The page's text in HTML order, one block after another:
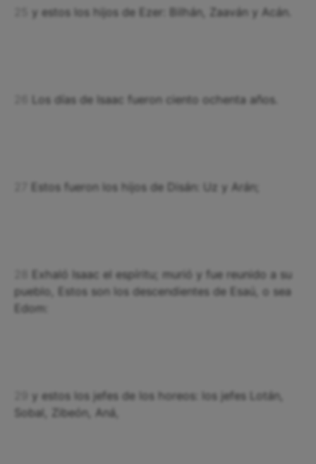
y estos los hijos de Ezer: Bilhán, Zaaván y Acán.
Los días de Isaac fueron ciento ochenta años.
Estos fueron los hijos de Disán: Uz y Arán;
Exhaló Isaac el espíritu; murió y fue reunido a su
pueblo, Estos son los descendientes de Esaú, o sea
Edom:
y estos los jefes de los horeos: los jefes Lotán,
Sobal, Zibeón, Aná,